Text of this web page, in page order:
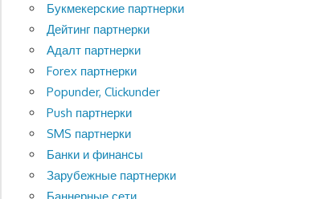
Букмекерские партнерки
Дейтинг партнерки
Адалт партнерки
Forex партнерки
Popunder, Clickunder
Push партнерки
SMS партнерки
Банки и финансы
Зарубежные партнерки